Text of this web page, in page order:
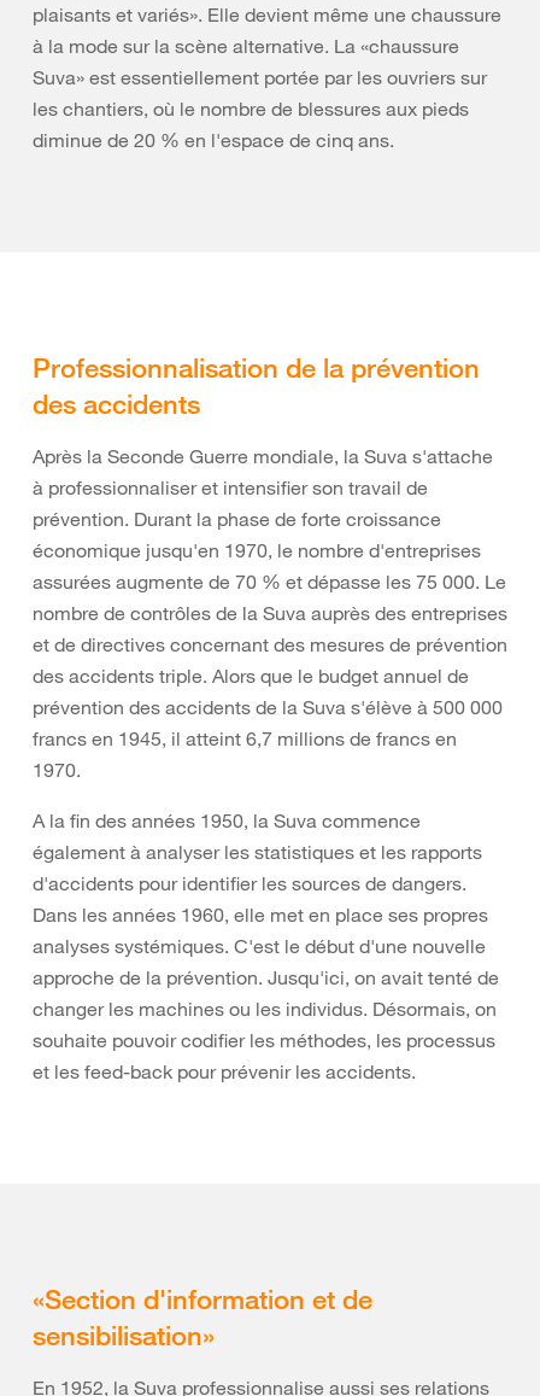
plaisants et variés». Elle devient même une chaussure
à la mode sur la scène alternative. La «chaussure
Suva» est essentiellement portée par les ouvriers sur
les chantiers, où le nombre de blessures aux pieds
diminue de 20 % en l'espace de cinq ans.
Professionnalisation de la prévention
des accidents
Après la Seconde Guerre mondiale, la Suva s'attache
à professionnaliser et intensifier son travail de
prévention. Durant la phase de forte croissance
économique jusqu'en 1970, le nombre d'entreprises
assurées augmente de 70 % et dépasse les 75 000. Le
nombre de contrôles de la Suva auprès des entreprises
et de directives concernant des mesures de prévention
des accidents triple. Alors que le budget annuel de
prévention des accidents de la Suva s'élève à 500 000
francs en 1945, il atteint 6,7 millions de francs en
1970.
A la fin des années 1950, la Suva commence
également à analyser les statistiques et les rapports
d'accidents pour identifier les sources de dangers.
Dans les années 1960, elle met en place ses propres
analyses systémiques. C'est le début d'une nouvelle
approche de la prévention. Jusqu'ici, on avait tenté de
changer les machines ou les individus. Désormais, on
souhaite pouvoir codifier les méthodes, les processus
et les feed-back pour prévenir les accidents.
«Section d'information et de
sensibilisation»
En 1952, la Suva professionnalise aussi ses relations